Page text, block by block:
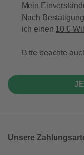
Mein
Nach
ich einen 10 €
Bitte beachte
Unsere